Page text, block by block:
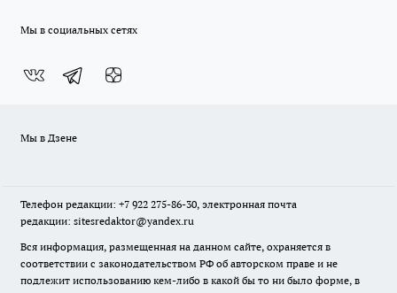
Мы в социальных сетях
Мы в Дзене
Телефон редакции: +7 922 275-86-30, электронная почта
редакции: sitesredaktor@yandex.ru
Вся информация, размещенная на данном сайте, охраняется в
соответствии с законодательством РФ об авторском праве и не
подлежит использованию кем-либо в какой бы то ни было форме, в